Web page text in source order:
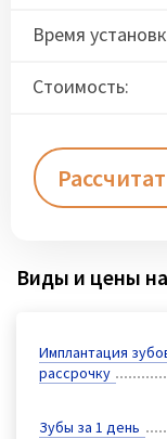
Время
Стоимость:
Виды и цены
Имплантация
рассрочку
Зубы за 1 день